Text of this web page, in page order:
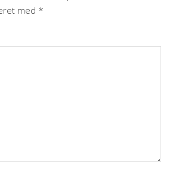
med *